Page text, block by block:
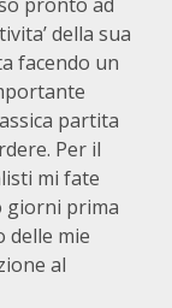
della sua
facendo un
partita
Per il
mi fate
giorni prima
delle mie
al